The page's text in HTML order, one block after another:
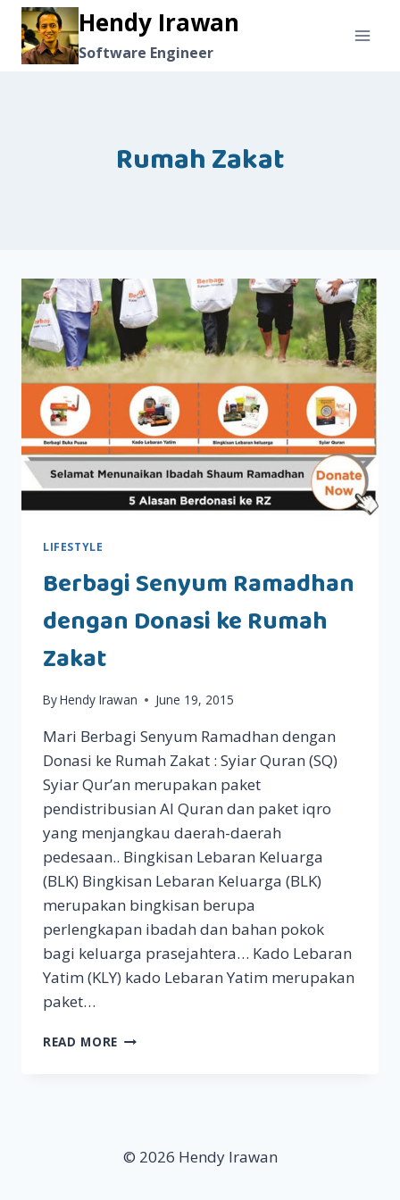
Skip
content
Hendy Irawan
Software Engineer
Rumah Zakat
LIFESTYLE
Berbagi Senyum Ramadhan
dengan Donasi ke Rumah
Zakat
ByHendy Irawan June 19, 2015
Mari Berbagi Senyum Ramadhan dengan
Donasi ke Rumah Zakat : Syiar Quran (SQ)
Syiar Qur’an merupakan paket
pendistribusian Al Quran dan paket iqro
yang menjangkau daerah-daerah
pedesaan.. Bingkisan Lebaran Keluarga
(BLK) Bingkisan Lebaran Keluarga (BLK)
merupakan bingkisan berupa
perlengkapan ibadah dan bahan pokok
bagi keluarga prasejahtera… Kado Lebaran
Yatim (KLY) kado Lebaran Yatim merupakan
paket…
READ MORE BERBAGI
RUMAH
ZAKAT
© 2026 Hendy Irawan